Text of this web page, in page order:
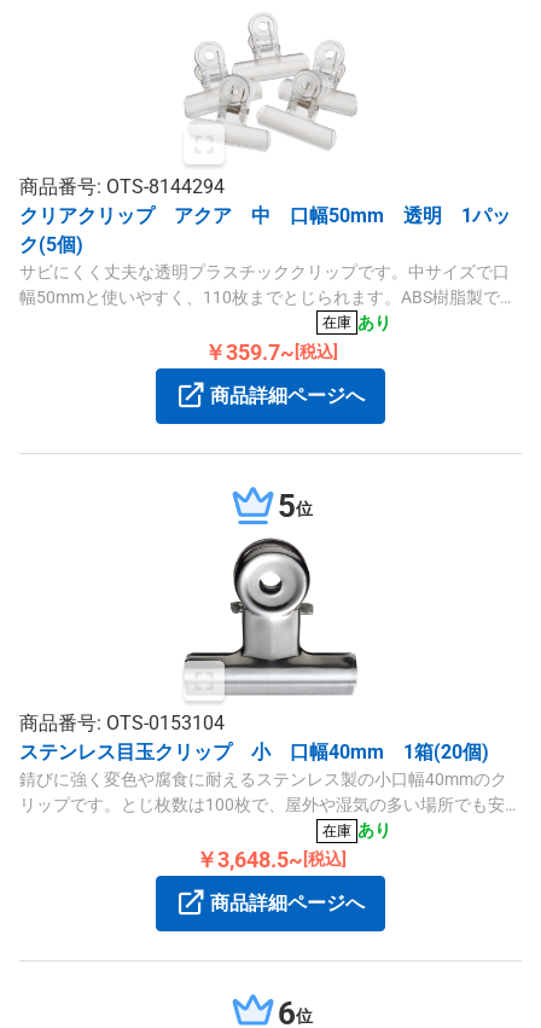
商品番号: OTS-8144294
クリアクリップ アクア 中 口幅50mm 透明 1パッ
ク(5個)
サビにくく丈夫な透明プラスチッククリップです。中サイズで口
幅50mmと使いやすく、110枚までとじられます。ABS樹脂製で透
在庫 あり
￥359.7~[税込]
商品詳細ページへ
5位
商品番号: OTS-0153104
ステンレス目玉クリップ 小 口幅40mm 1箱(20個)
錆びに強く変色や腐食に耐えるステンレス製の小口幅40mmのク
リップです。とじ枚数は100枚で、屋外や湿気の多い場所でも安心
してご使用いただけます。20個入りの1箱タイプです。
在庫 あり
￥3,648.5~ [税込]
商品詳細ページへ
6位